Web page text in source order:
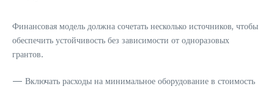
Финансовая модель должна сочетать несколько источников, чтобы
обеспечить устойчивость без зависимости от одноразовых
грантов.
— Включать расходы на минимальное оборудование в стоимость